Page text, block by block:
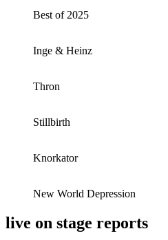
Best of 2025
Inge & Heinz
Thron
Stillbirth
Knorkator
New World Depression
live on stage reports